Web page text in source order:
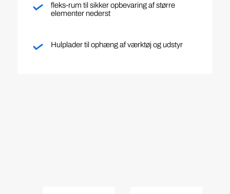
fleks-rum til sikker opbevaring af større
elementer nederst
Hulplader til ophæng af værktøj og udstyr